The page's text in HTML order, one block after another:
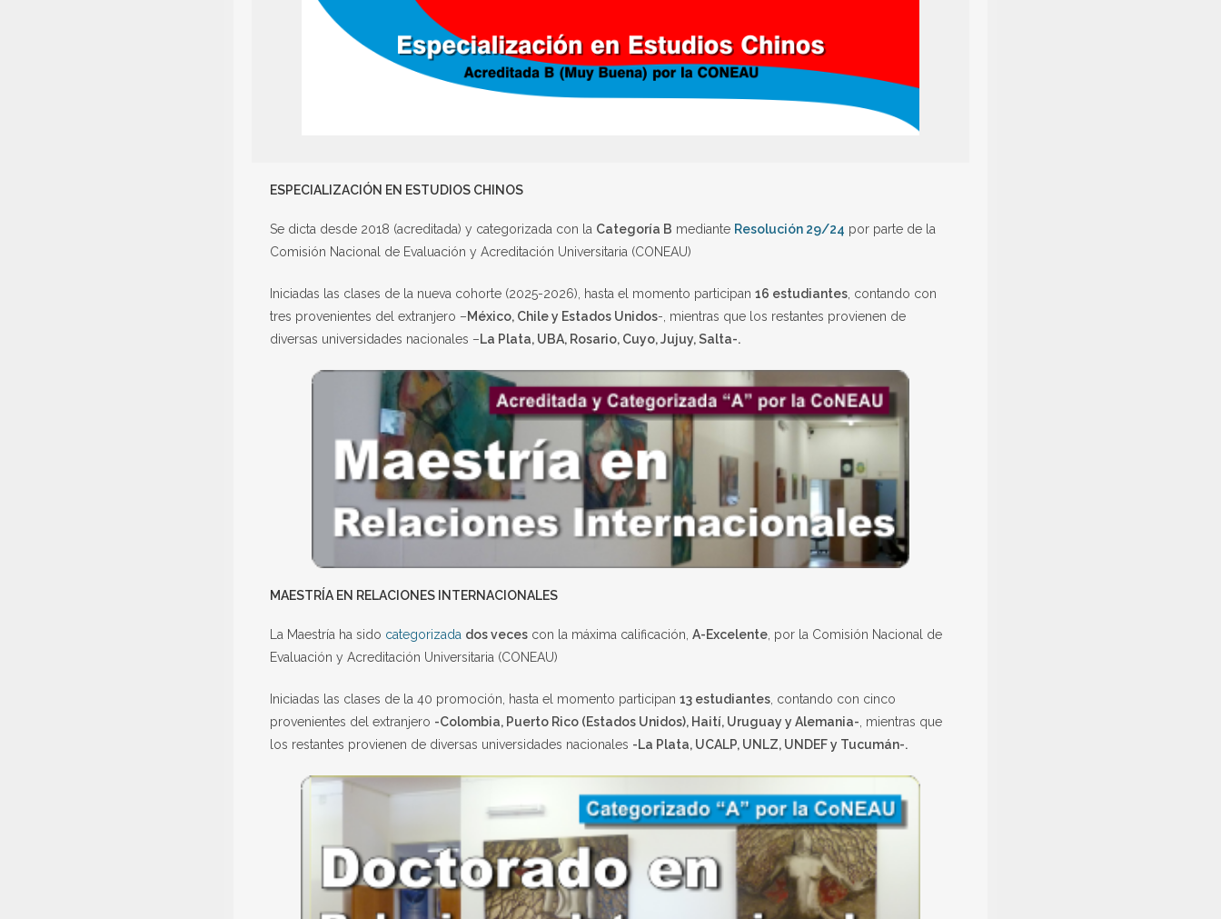
ESPECIALIZACIÓN EN ESTUDIOS CHINOS
Se dicta desde 2018 (acreditada) y categorizada con la Categoría B mediante Resolución 29/24 por parte de la
Comisión Nacional de Evaluación y Acreditación Universitaria (CONEAU)
Iniciadas las clases de la nueva cohorte (2025-2026), hasta el momento participan 16 estudiantes, contando con
tres provenientes del extranjero –México, Chile y Estados Unidos-, mientras que los restantes provienen de
diversas universidades nacionales –La Plata, UBA, Rosario, Cuyo, Jujuy, Salta-.
MAESTRÍA EN RELACIONES INTERNACIONALES
La Maestría ha sido categorizada dos veces con la máxima calificación, A-Excelente, por la Comisión Nacional de
Evaluación y Acreditación Universitaria (CONEAU)
Iniciadas las clases de la 40 promoción, hasta el momento participan 13 estudiantes, contando con cinco
provenientes del extranjero -Colombia, Puerto Rico (Estados Unidos), Haití, Uruguay y Alemania-, mientras que
los restantes provienen de diversas universidades nacionales -La Plata, UCALP, UNLZ, UNDEF y Tucumán-.